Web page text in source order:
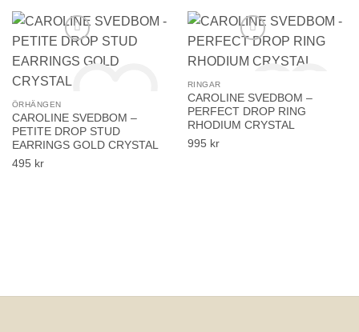
ÖRHÄNGEN
CAROLINE SVEDBOM –
PETITE DROP STUD
EARRINGS GOLD CRYSTAL
495 kr
RINGAR
CAROLINE SVEDBOM –
PERFECT DROP RING
RHODIUM CRYSTAL
995 kr